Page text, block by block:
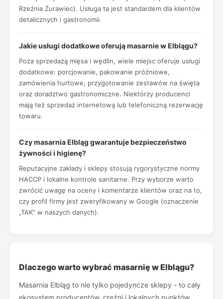
Rzeźnia Żurawiec). Usługa ta jest standardem dla klientów
detalicznych i gastronomii.
Jakie usługi dodatkowe oferują masarnie w Elblągu?
Poza sprzedażą mięsa i wędlin, wiele miejsc oferuje usługi
dodatkowe: porcjowanie, pakowanie próżniowe,
zamówienia hurtowe, przygotowanie zestawów na święta
oraz doradztwo gastronomiczne. Niektórzy producenci
mają też sprzedaż internetową lub telefoniczną rezerwację
towaru.
Czy masarnia Elbląg gwarantuje bezpieczeństwo
żywności i higienę?
Reputacyjne zakłady i sklepy stosują rygorystyczne normy
HACCP i lokalne kontrole sanitarne. Przy wyborze warto
zwrócić uwagę na oceny i komentarze klientów oraz na to,
czy profil firmy jest zweryfikowany w Google (oznaczenie
„TAK” w naszych danych).
Dlaczego warto wybrać masarnię w Elblągu?
Masarnia Elbląg to nie tylko pojedyncze sklepy - to cały
ekosystem producentów, rzeźni i lokalnych punktów